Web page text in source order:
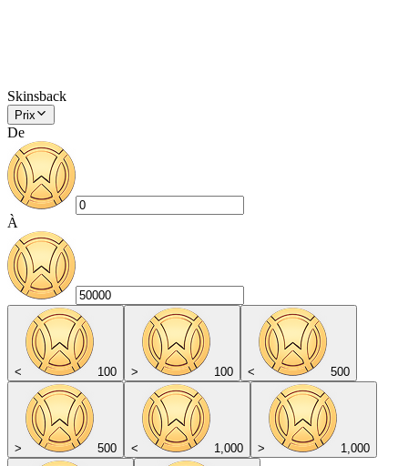
Skinsback
Prix
De
À
< 100 > 100 < 500
> 500 < 1,000 > 1,000